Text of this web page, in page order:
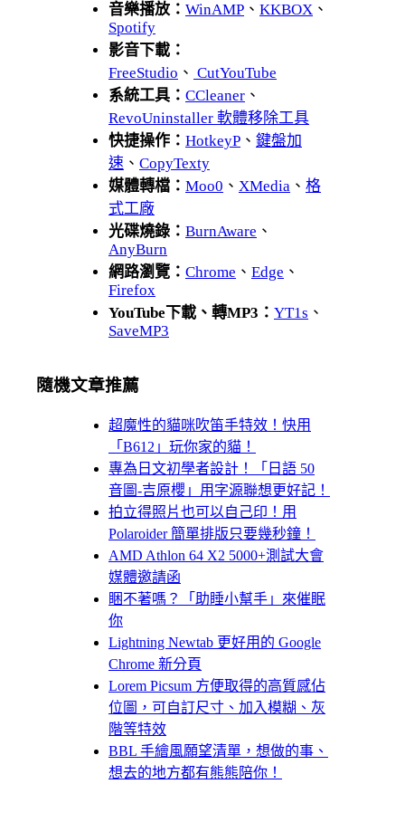
音樂播放： WinAMP 、 KKBOX 、
Spotify
影音下載：
FreeStudio 、 CutYouTube
系統工具： CCleaner 、
RevoUninstaller 軟體移除工具
快捷操作： HotkeyP 、 鍵盤加
速 、 CopyTexty
媒體轉檔： Moo0 、 XMedia 、 格
式工廠
光碟燒錄： BurnAware 、
AnyBurn
網路瀏覽： Chrome 、 Edge 、
Firefox
YouTube下載、轉MP3： YT1s 、
SaveMP3
隨機文章推薦
超魔性的貓咪吹笛手特效！快用
「B612」玩你家的貓！
專為日文初學者設計！「日語 50
音圖-吉原櫻」用字源聯想更好記！
拍立得照片也可以自己印！用
Polaroider 簡單排版只要幾秒鐘！
AMD Athlon 64 X2 5000+測試大會
媒體邀請函
睏不著嗎？「助睡小幫手」來催眠
你
Lightning Newtab 更好用的 Google
Chrome 新分頁
Lorem Picsum 方便取得的高質感佔
位圖，可自訂尺寸、加入模糊、灰
階等特效
BBL 手繪風願望清單，想做的事、
想去的地方都有熊熊陪你！